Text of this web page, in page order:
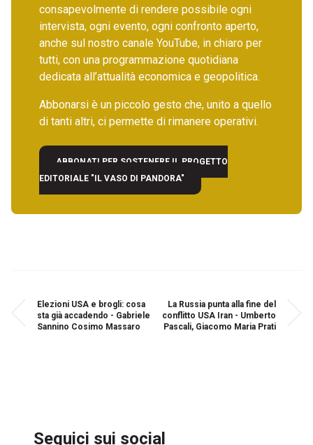
consapevolmente di rendere possibile ogni
intervista, ogni evento, ogni confronto aperto,
anche sul nostro canale YouTube, in chiaro per
tutti, con una programmazione quotidiana
dedicata all’attualità economica e geopolitica.
Abbonarsi è un piccolo gesto che, unito a quello
di tanti altri, ci permette di rimanere operativi.
ABBONATI PER SOSTENERE IL PROGETTO
EDITORIALE "IL VASO DI PANDORA"
Elezioni USA e brogli: cosa
sta già accadendo - Gabriele
Sannino Cosimo Massaro
La Russia punta alla fine del
conflitto USA Iran - Umberto
Pascali, Giacomo Maria Prati
Seguici sui social